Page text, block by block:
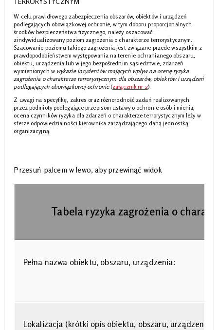
W celu prawidłowego zabezpieczenia obszarów, obiektów i urządzeń
podlegających obowiązkowej ochronie, w tym doboru proporcjonalnych
środków bezpieczeństwa fizycznego, należy oszacować
zindywidualizowany poziom zagrożenia o charakterze terrorystycznym.
Szacowanie poziomu takiego zagrożenia jest związane przede wszystkim z
prawdopodobieństwem występowania na terenie ochranianego obszaru,
obiektu, urządzenia lub w jego bezpośrednim sąsiedztwie, zdarzeń
wymienionych w wykazie incydentów mających wpływ na ocenę ryzyka
zagrożenia o charakterze terrorystycznym dla obszarów, obiektów i urządzeń
podlegających obowiązkowej ochronie(załącznik nr 2).
Z uwagi na specyfikę, zakres oraz różnorodność zadań realizowanych
przez podmioty podlegające przepisom ustawy o ochronie osób i mienia,
ocena czynników ryzyka dla zdarzeń o charakterze terrorystycznym leży w
sferze odpowiedzialności kierownika zarządzającego daną jednostką
organizacyjną.
Tabela ryzyka zagrożenia o
Pełna nazwa obiektu, obszaru, urządzenia:
Lokalizacja (krótki opis obiektu, obszaru, urządzenia):